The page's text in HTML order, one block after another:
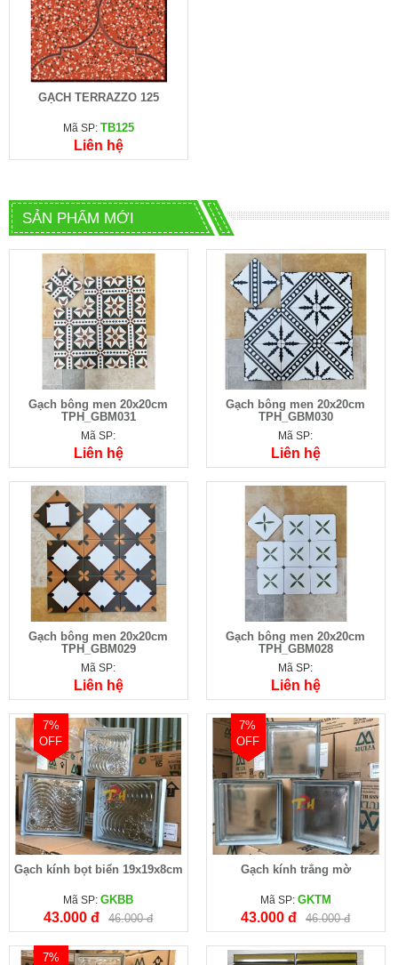
GẠCH TERRAZZO 125
Mã SP: TB125
Liên hệ
SẢN PHẨM MỚI
Gạch bông men 20x20cm
TPH_GBM031
Mã SP:
Liên hệ
Gạch bông men 20x20cm
TPH_GBM030
Mã SP:
Liên hệ
Gạch bông men 20x20cm
TPH_GBM029
Mã SP:
Liên hệ
Gạch bông men 20x20cm
TPH_GBM028
Mã SP:
Liên hệ
7%
OFF
Gạch kính bọt biển 19x19x8cm
Mã SP:GKBB
43.000 đ 46.000 đ
7%
OFF
Gạch kính trắng mờ
Mã SP: GKTM
43.000 đ 46.000 đ
7%